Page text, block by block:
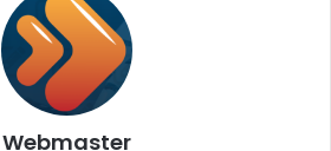
Webmaster